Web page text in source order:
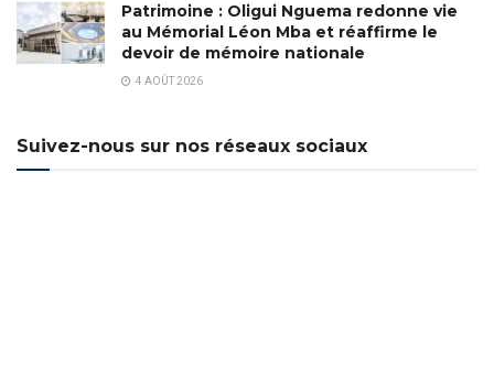
Patrimoine : Oligui Nguema redonne vie
au Mémorial Léon Mba et réaffirme le
devoir de mémoire nationale
4 AOÛT 2026
Suivez-nous sur nos réseaux sociaux